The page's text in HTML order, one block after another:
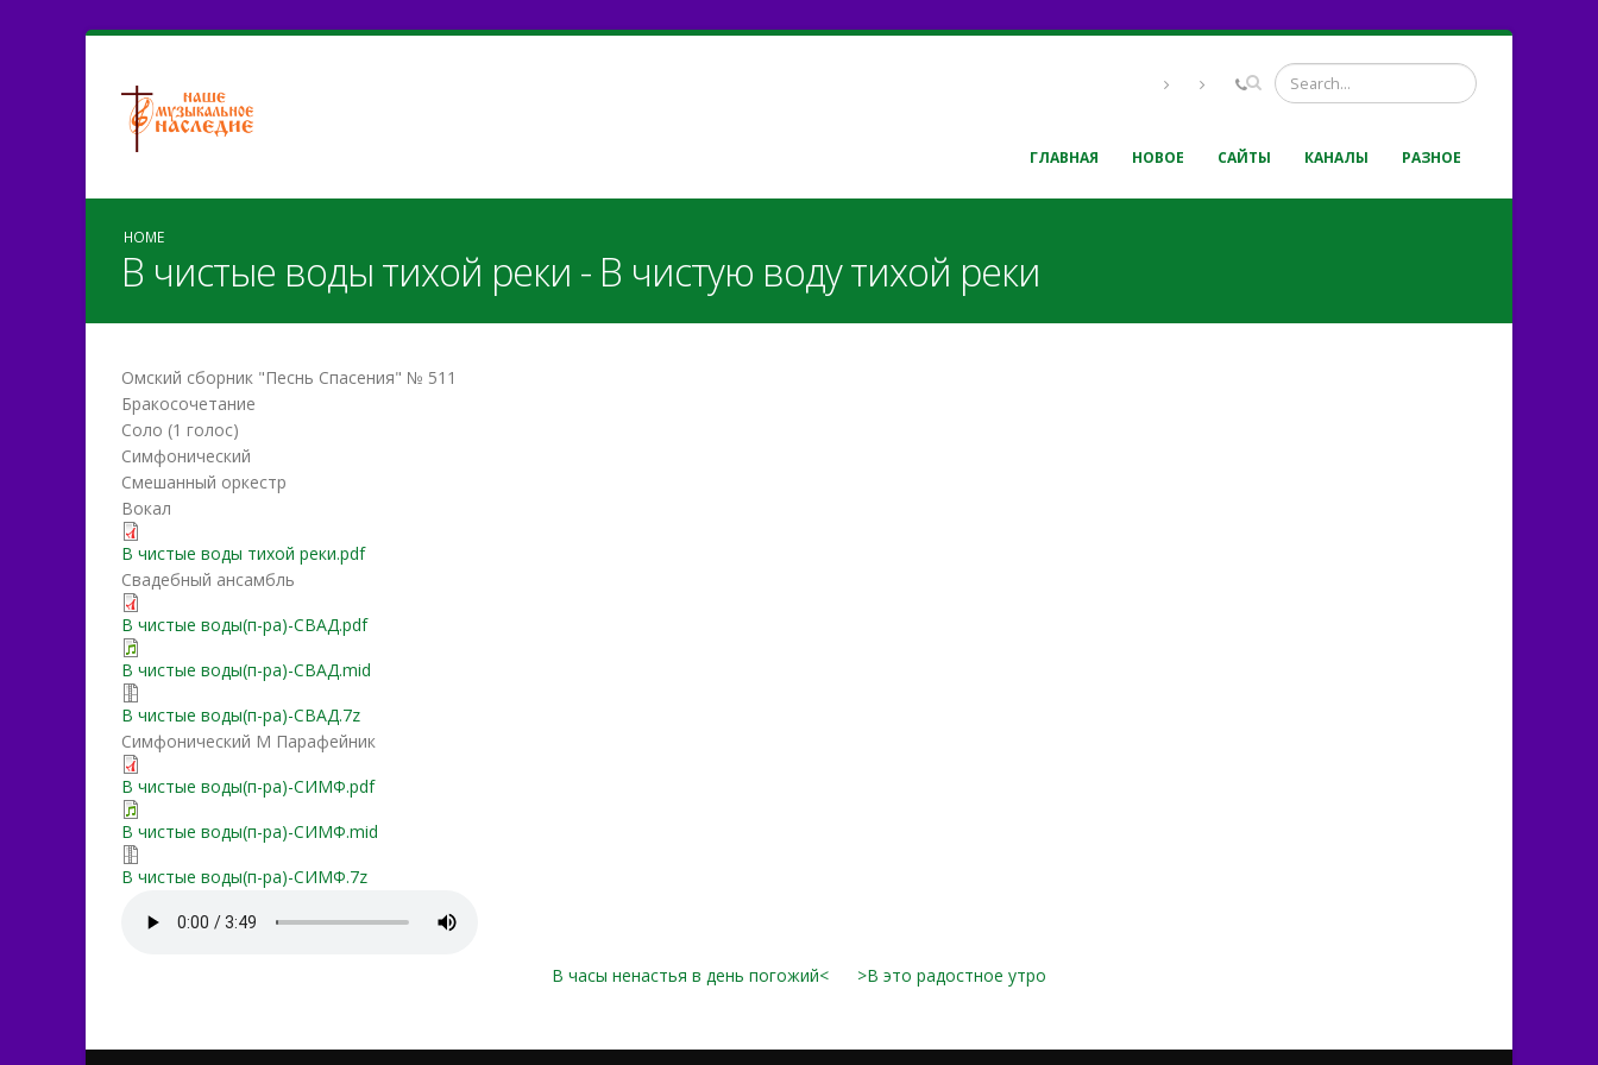
ГЛАВНАЯ НОВОЕ САЙТЫ КАНАЛЫ РАЗНОЕ
HOME
В чистые воды тихой реки - В чистую воду тихой реки
Омский сборник "Песнь Спасения" № 511
Бракосочетание
Соло (1 голос)
Симфонический
Смешанный оркестр
Вокал
В чистые воды тихой реки.pdf
Свадебный ансамбль
В чистые воды(п-ра)-СВАД.pdf
В чистые воды(п-ра)-СВАД.mid
В чистые воды(п-ра)-СВАД.7z
Симфонический М Парафейник
В чистые воды(п-ра)-СИМФ.pdf
В чистые воды(п-ра)-СИМФ.mid
В чистые воды(п-ра)-СИМФ.7z
В часы ненастья в день погожий< >В это радостное утро